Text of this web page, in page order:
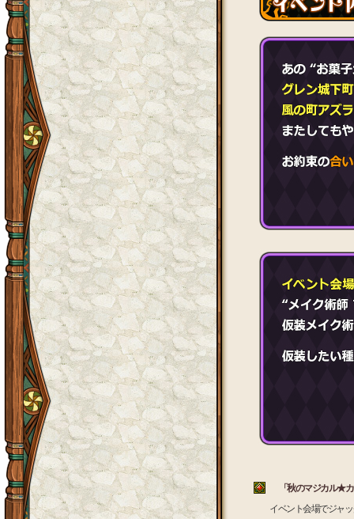
「秋のマジカル★カ
イベント会場でジャ